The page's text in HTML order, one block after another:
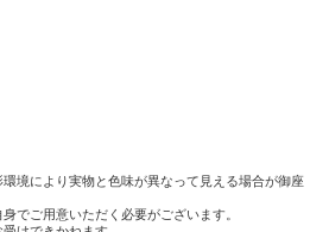
境により実物と色味が異なって見える場合が御座
でご用意いただく必要がございます。